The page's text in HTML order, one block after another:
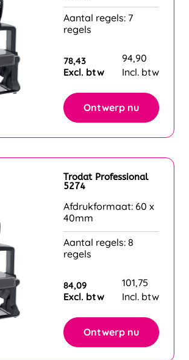
Aantal regels: 7
regels
78,43
Excl. btw
94,90
Incl. btw
Ontwerp nu
Trodat Professional
5274
Afdrukformaat: 60 x
40mm
Aantal regels: 8
regels
84,09
Excl. btw
101,75
Incl. btw
Ontwerp nu